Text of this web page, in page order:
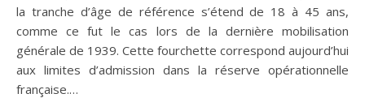
la tranche d’âge de référence s’étend de 18 à 45 ans,
comme ce fut le cas lors de la dernière mobilisation
générale de 1939. Cette fourchette correspond aujourd’hui
aux limites d’admission dans la réserve opérationnelle
française.…